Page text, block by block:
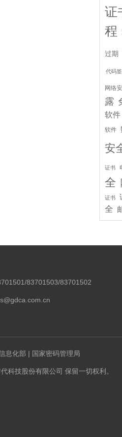
证
程
过期
代码
网络
露
软件
软件
安
证书
全
证书
全
83701503/83701502
息化部 | 国家密码管理局
科技股份有限公司 保留一切权利。